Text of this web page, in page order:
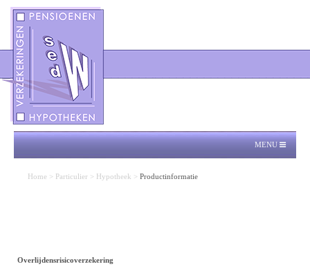
MENU
Home > Particulier > Hypotheek > Productinformatie
Overlijdensrisicoverzekering